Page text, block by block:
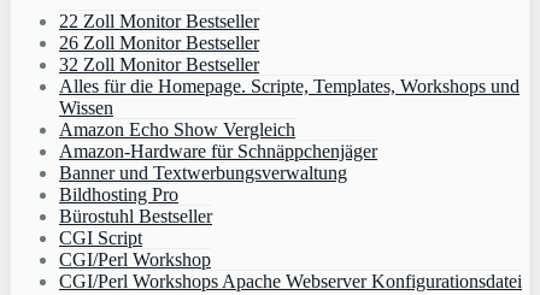
22 Zoll Monitor Bestseller
26 Zoll Monitor Bestseller
32 Zoll Monitor Bestseller
Alles für die Homepage. Scripte, Templates, Workshops und
Wissen
Amazon Echo Show Vergleich
Amazon-Hardware für Schnäppchenjäger
Banner und Textwerbungsverwaltung
Bildhosting Pro
Bürostuhl Bestseller
CGI Script
CGI/Perl Workshop
CGI/Perl Workshops Apache Webserver Konfigurationsdatei